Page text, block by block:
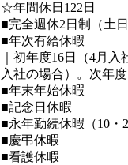
☆年間休日122日
■完全週休2日制（土日
■年次有給休暇
｜初年度16日（4月
入社の場合）。次年
■年末年始休暇
■記念日休暇
■永年勤続休暇（10・
■慶弔休暇
■看護休暇